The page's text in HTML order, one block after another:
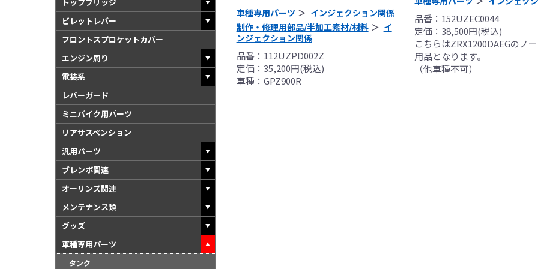
ビレットレバー
フロントスプロケットカバー
エンジン周り
電装系
レバーガード
ミニバイク用パーツ
リアサスペンション
汎用パーツ
ブレンボ関連
オーリンズ関連
メンテナンス類
グッズ
車種専用パーツ
タンク
車種専用パーツ
インジェクション関係
制作・修理用部品/半加工素材/材料
イ
ンジェクション関係
品番：112UZPD002Z
定価：35,200円(税込)
車種：GPZ900R
品番：152UZEC0044
定価：38,500円(税込)
こちらはZRX1200DAEGのノ
用品となります。
（他車種不可）